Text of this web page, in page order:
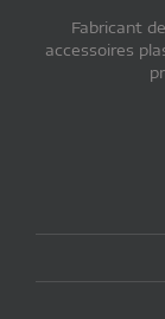
Fabricant
accessoires